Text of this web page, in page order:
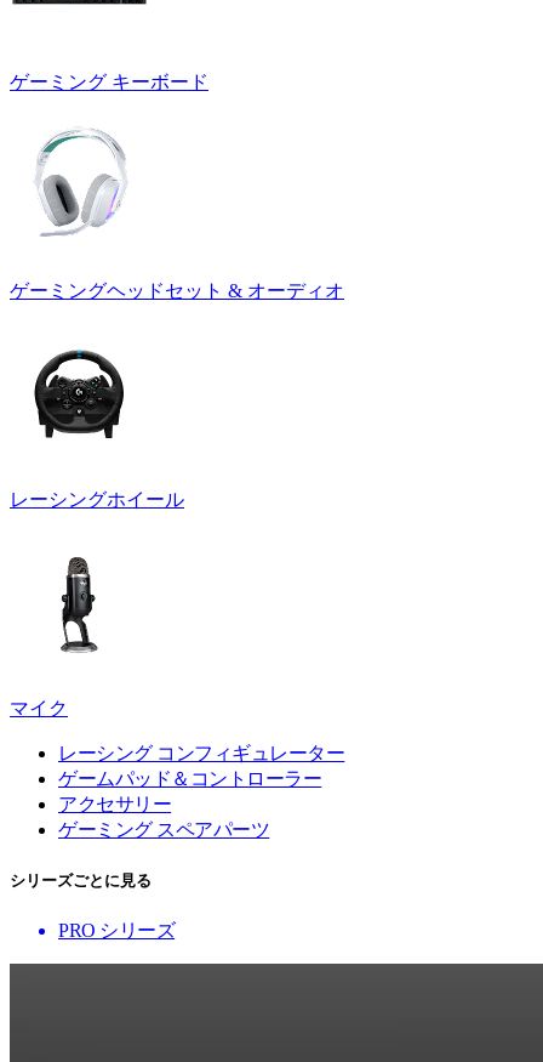
ゲーミング キーボード
ゲーミングヘッドセット & オーディオ
レーシングホイール
マイク
レーシング コンフィギュレーター
ゲームパッド＆コントローラー
アクセサリー
ゲーミング スペアパーツ
シリーズごとに見る
PRO シリーズ